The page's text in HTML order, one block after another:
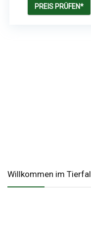
hauptsächlich drinnen
lebende Katzen | 2 kg
PREIS PRÜFEN*
Willkommen im